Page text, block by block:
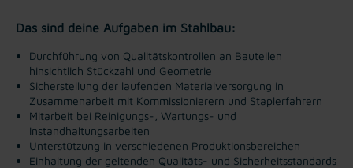
Das sind deine Aufgaben im Stahlbau:
Durchführung von Qualitätskontrollen an Bauteilen
hinsichtlich Stückzahl und Geometrie
Sicherstellung der laufenden Materialversorgung in
Zusammenarbeit mit Kommissionierern und Staplerfahrern
Mitarbeit bei Reinigungs-, Wartungs- und
Instandhaltungsarbeiten
Unterstützung in verschiedenen Produktionsbereichen
Einhaltung der geltenden Qualitäts- und Sicherheitsstandards